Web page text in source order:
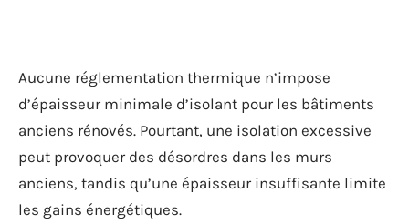
Aucune réglementation thermique n’impose
d’épaisseur minimale d’isolant pour les bâtiments
anciens rénovés. Pourtant, une isolation excessive
peut provoquer des désordres dans les murs
anciens, tandis qu’une épaisseur insuffisante limite
les gains énergétiques.